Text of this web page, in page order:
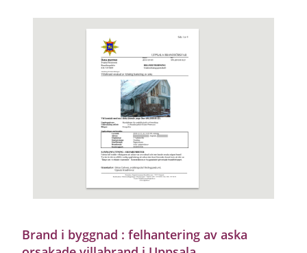
Brand i byggnad : felhantering av aska